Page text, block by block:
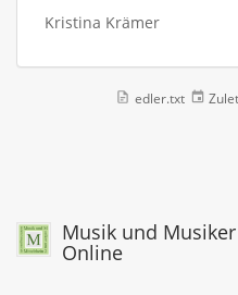
Kristina Krämer
edler.txt
Musik und
Online